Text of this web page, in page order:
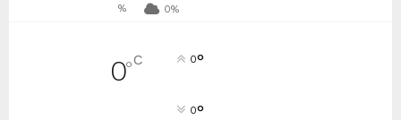
% 0%
0°C 0°
0°